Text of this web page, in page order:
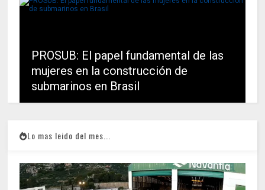
PROSUB: El papel fundamental de las
mujeres en la construcción de
submarinos en Brasil
Lo mas leido del mes...